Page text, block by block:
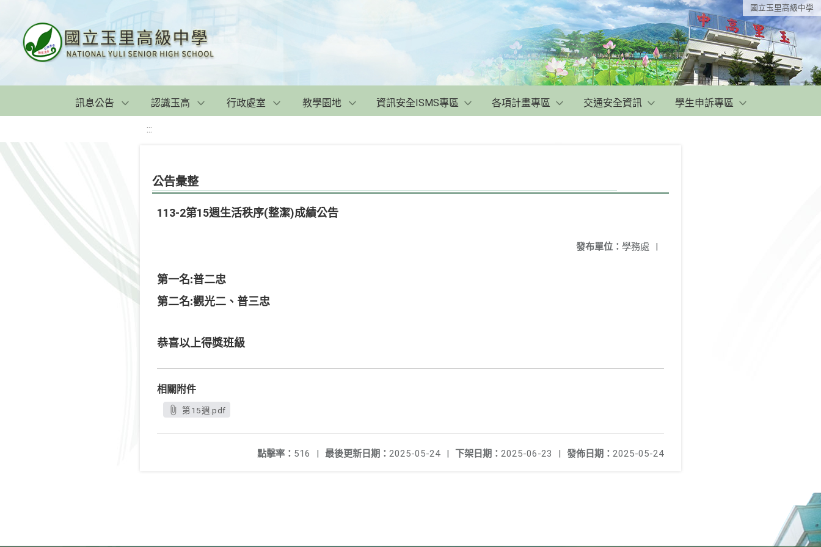
國立玉里高級中學
訊息公告 認識玉高 行政處室 教學園地 資訊安全ISMS專區 各項計畫專區 交通安全資訊 學生申訴專區
:::
公告彙整
113-2第15週生活秩序(整潔)成績公告
發布單位： 學務處 |
第一名:普二忠
第二名:觀光二、普三忠
恭喜以上得獎班級
相關附件
第15週.pdf
發佈日期： 2025-05-24
下架日期： 2025-06-23 |
最後更新日期： 2025-05-24 |
點擊率： 516 |